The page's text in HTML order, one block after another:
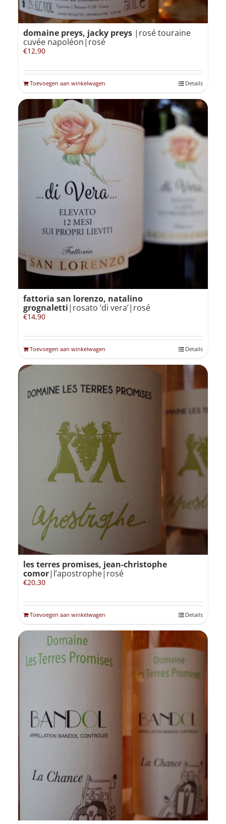
domaine preys, jacky preys |rosé touraine
cuvée napoléon|rosé
€12,90
Toevoegen aan winkelwagen Details
fattoria san lorenzo, natalino
grognaletti|rosato ‘di vera’|rosé
€14,90
Toevoegen aan winkelwagen Details
les terres promises, jean-christophe
comor|l’apostrophe|rosé
€20,30
Toevoegen aan winkelwagen Details